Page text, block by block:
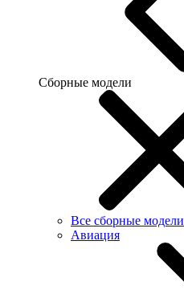
Сборные модели
Все сборные модели
Авиация